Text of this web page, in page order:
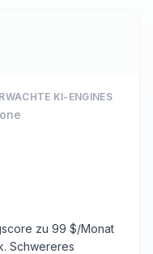
KI-ENGINES
zu 99 $/Monat
Schwereres